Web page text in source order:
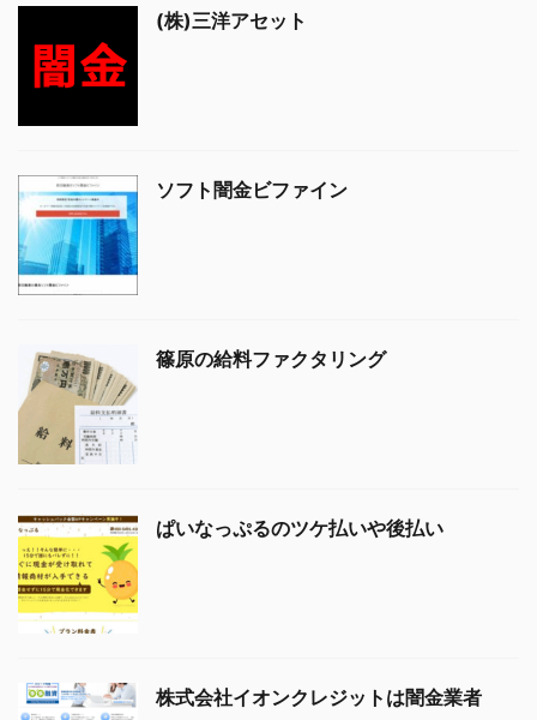
(株)三洋アセット
ソフト闇金ビファイン
篠原の給料ファクタリング
ぱいなっぷるのツケ払いや後払い
株式会社イオンクレジットは闇金業者